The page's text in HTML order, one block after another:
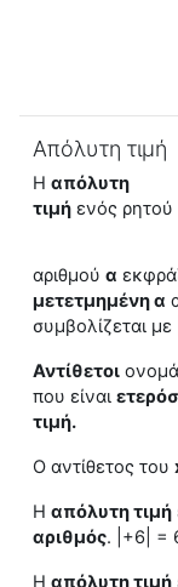
Απόλυτη τιμή
Η απόλυτη
τιμήενός ρητού
αριθμού α
μετετμημένη α
συμβολίζεται με |
Αντίθετοι
που είναι
τιμή.
Ο αντίθετος του
H απόλυτη τιμή
αριθμός. |+6| =
H απόλυτη τιμή